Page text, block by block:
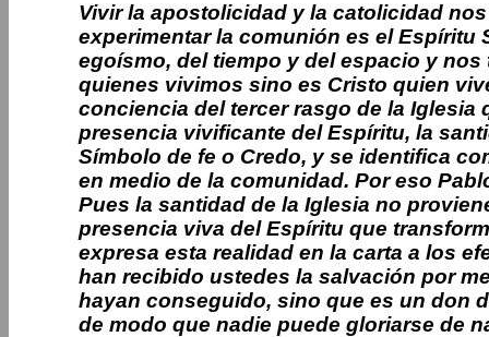
Vivir la apostolicidad y la catolicidad
experimentar la comunión es el Espíritu
egoísmo, del tiempo y del espacio y
quienes vivimos sino es Cristo quien
conciencia del tercer rasgo de la Iglesia
presencia vivificante del Espíritu, la
Símbolo de fe o Credo, y se identifica
en medio de la comunidad. Por eso
Pues la santidad de la Iglesia no
presencia viva del Espíritu que
expresa esta realidad en la carta a los
han recibido ustedes la salvación por
hayan conseguido, sino que es un don
de modo que nadie puede gloriarse de